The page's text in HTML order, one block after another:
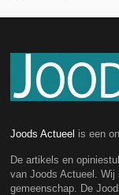
Joods Actueel is een
De artikels en
van Joods Actueel.
gemeenschap. De